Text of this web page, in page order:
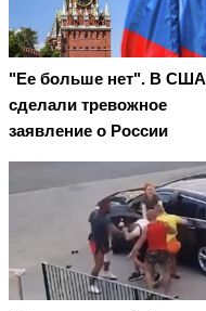
"Ее больше нет". В США
сделали тревожное
заявление о России